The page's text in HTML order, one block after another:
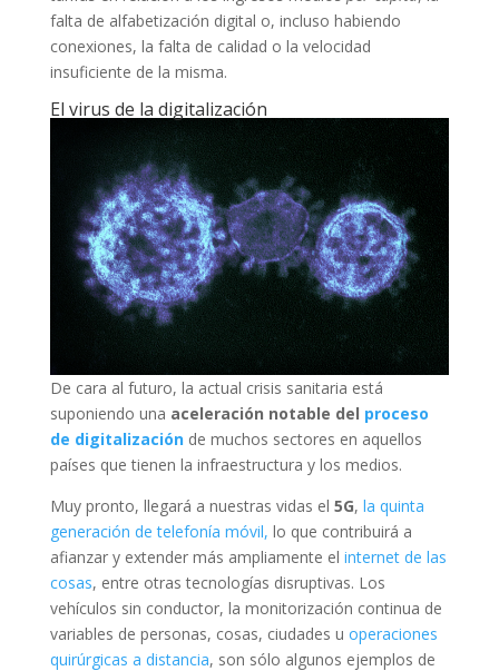
falta de alfabetización digital o, incluso habiendo
conexiones, la falta de calidad o la velocidad
insuficiente de la misma.
El virus de la digitalización
De cara al futuro, la actual crisis sanitaria está
suponiendo una aceleración notable del proceso
de digitalizaciónde muchos sectores en aquellos
países que tienen la infraestructura y los medios.
Muy pronto, llegará a nuestras vidas el 5G, la quinta
generación de telefonía móvil, lo que contribuirá a
afianzar y extender más ampliamente el internet de las
cosas, entre otras tecnologías disruptivas. Los
vehículos sin conductor, la monitorización continua de
variables de personas, cosas, ciudades u operaciones
quirúrgicas a distancia, son sólo algunos ejemplos de